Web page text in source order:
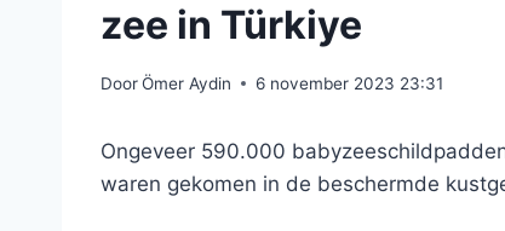
zee in Türkiye
DoorÖmer Aydin 6 november 2023 23:31
Ongeveer 590.000
waren gekomen in de beschermde